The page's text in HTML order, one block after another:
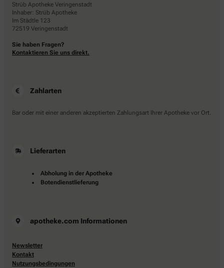
Strüb Apotheke Veringenstadt
Inhaber: Strüb Apotheke
Im Städtle 123
72519 Veringenstadt
Sie haben Fragen?
Kontaktieren Sie uns direkt.
Zahlarten
Bar oder mit einer anderen akzeptierten Zahlungsart Ihrer Apotheke vor Ort.
Lieferarten
Abholung in der Apotheke
Botendienstlieferung
apotheke.com Informationen
Newsletter
Kontakt
Nutzungsbedingungen